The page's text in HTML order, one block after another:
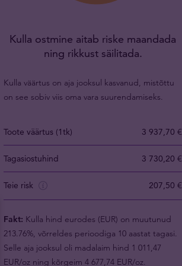
Kulla ostmine aitab riske maandada
ning rikkust säilitada.
Kulla väärtus on aja jooksul kasvanud, mistõttu
on see sobiv viis oma vara suurendamiseks.
Toote väärtus (1tk) 3 937,70 €
Tagasiostuhind 3 730,20 €
Teie risk 207,50 €
Fakt: Kulla hind eurodes (EUR) on muutunud
213.76%, võrreldes perioodiga 10 aastat tagasi.
Selle aja jooksul oli madalaim hind 1 011,47
EUR/oz ning kõrgeim 4 677,74 EUR/oz.